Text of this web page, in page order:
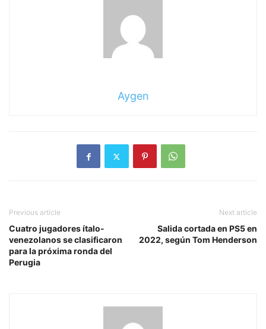
Aygen
Previous article
Cuatro jugadores ítalo-
venezolanos se clasificaron
para la próxima ronda del
Perugia
Next article
Salida cortada en PS5 en
2022, según Tom Henderson